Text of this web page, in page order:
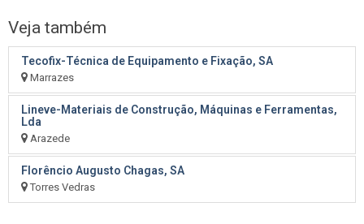
Veja também
Tecofix-Técnica de Equipamento e Fixação, SA
Marrazes
Lineve-Materiais de Construção, Máquinas e Ferramentas,
Lda
Arazede
Florêncio Augusto Chagas, SA
Torres Vedras